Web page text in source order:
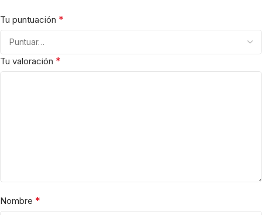
Tu puntuación *
Tu valoración *
Nombre *